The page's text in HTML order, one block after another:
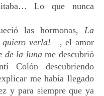
Lo que nunca
las hormonas, La
quiero verla!—, el amor
de la luname descubrió
Colón descubriendo
me había llegado
y para siempre que ya